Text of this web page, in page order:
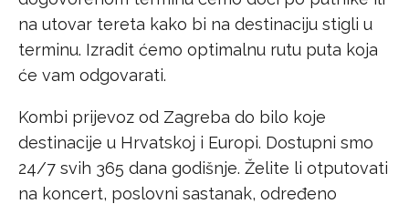
na utovar tereta kako bi na destinaciju stigli u
terminu. Izradit ćemo optimalnu rutu puta koja
će vam odgovarati.
Kombi prijevoz od Zagreba do bilo koje
destinacije u Hrvatskoj i Europi. Dostupni smo
24/7 svih 365 dana godišnje. Želite li otputovati
na koncert, poslovni sastanak, određeno